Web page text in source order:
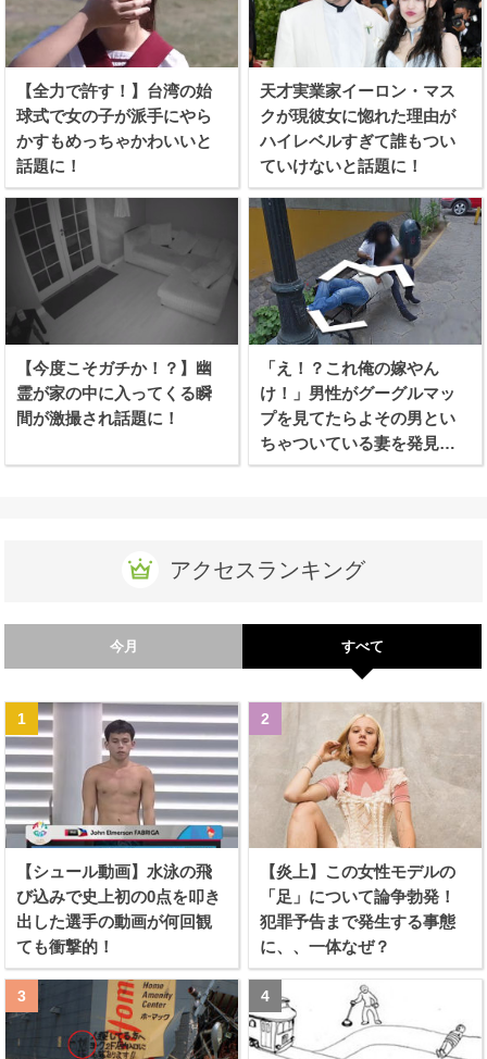
【全力で許す！】台湾の始
球式で女の子が派手にやら
かすもめっちゃかわいいと
話題に！
天才実業家イーロン・マス
クが現彼女に惚れた理由が
ハイレベルすぎて誰もつい
ていけないと話題に！
【今度こそガチか！？】幽
霊が家の中に入ってくる瞬
間が激撮され話題に！
「え！？これ俺の嫁やん
け！」男性がグーグルマッ
プを見てたらよその男とい
ちゃついている妻を発見し
てしまう！！
アクセスランキング
今月 すべて
【シュール動画】水泳の飛
び込みで史上初の0点を叩き
出した選手の動画が何回観
ても衝撃的！
【炎上】この女性モデルの
「足」について論争勃発！
犯罪予告まで発生する事態
に、、一体なぜ？